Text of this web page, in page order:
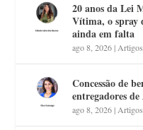
20 anos da Lei
Vítima, o spray
ainda em falta
ago 8, 2026| Artigos
Concessão de
entregadores
ago 8, 2026| Artigos